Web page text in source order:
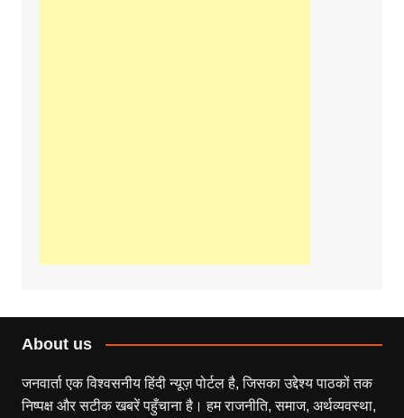
About us
जनवार्ता एक विश्वसनीय हिंदी न्यूज़ पोर्टल है, जिसका उद्देश्य पाठकों तक
निष्पक्ष और सटीक खबरें पहुँचाना है। हम राजनीति, समाज, अर्थव्यवस्था,